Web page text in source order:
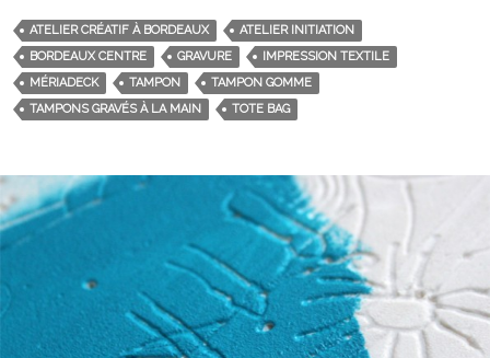
ATELIER CRÉATIF À BORDEAUX
ATELIER INITIATION
BORDEAUX CENTRE
GRAVURE
IMPRESSION TEXTILE
MÉRIADECK
TAMPON
TAMPON GOMME
TAMPONS GRAVÉS À LA MAIN
TOTE BAG